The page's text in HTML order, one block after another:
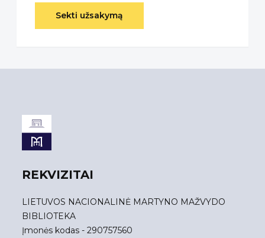
Sekti užsakymą
REKVIZITAI
LIETUVOS NACIONALINĖ MARTYNO MAŽVYDO
BIBLIOTEKA
Įmonės kodas - 290757560